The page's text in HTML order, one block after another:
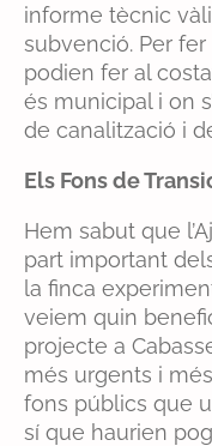
informe tècnic
subvenció. Per
podien fer al
és municipal i on
de canalització i
Els Fons de
Hem sabut que
part important
la finca
veiem quin
projecte a
més urgents i
fons públics que
sí que haurien